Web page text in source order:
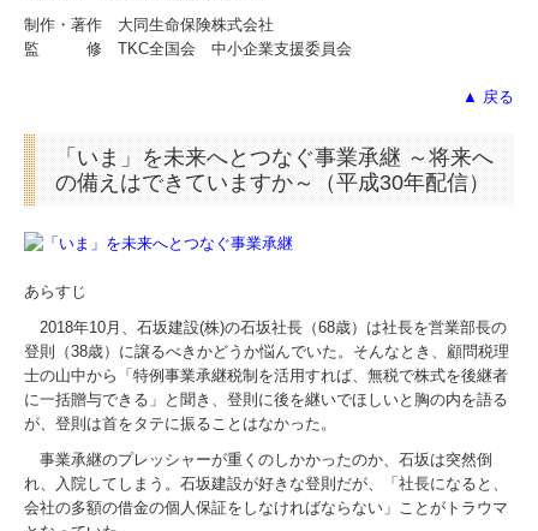
制作・著作 大同生命保険株式会社
監 修 TKC全国会 中小企業支援委員会
▲ 戻る
「いま」を未来へとつなぐ事業承継 ～将来へ
の備えはできていますか～（平成30年配信）
あらすじ
2018年10月、石坂建設(株)の石坂社長（68歳）は社長を営業部長の
登則（38歳）に譲るべきかどうか悩んでいた。そんなとき、顧問税理
士の山中から「特例事業承継税制を活用すれば、無税で株式を後継者
に一括贈与できる」と聞き、登則に後を継いでほしいと胸の内を語る
が、登則は首をタテに振ることはなかった。
事業承継のプレッシャーが重くのしかかったのか、石坂は突然倒
れ、入院してしまう。石坂建設が好きな登則だが、「社長になると、
会社の多額の借金の個人保証をしなければならない」ことがトラウマ